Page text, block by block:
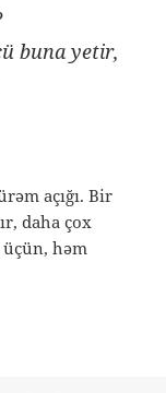
buna yetir,
açığı. Bir
daha çox
üçün, həm